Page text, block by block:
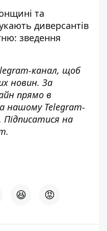
та
диверсантів
зведення
канал, щоб
новин. За
прямо в
нашому Telegram-
Підписатися на
.
😆 😡